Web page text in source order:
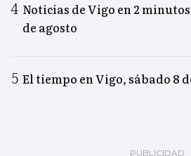
Noticias de Vigo en 2
de agosto
El tiempo en Vigo, sábado 8